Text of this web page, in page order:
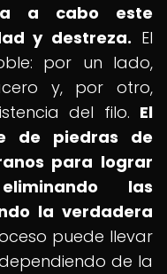
a cabo este
y destreza. El
por un lado,
y, por otro,
del filo. El
de piedras de
para lograr
las
la verdadera
puede llevar
de la